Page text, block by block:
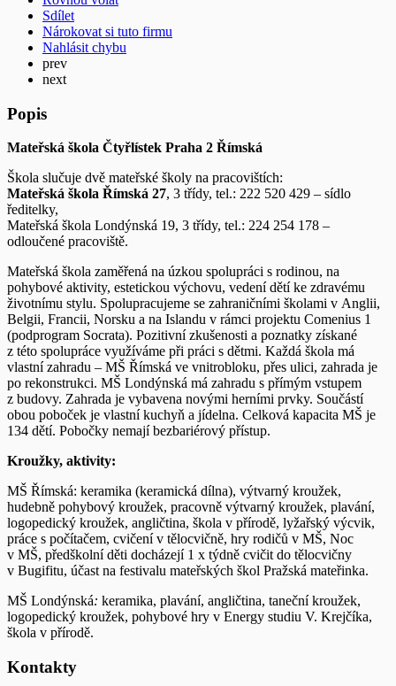
Sdílet
Nárokovat si tuto firmu
Nahlásit chybu
prev
next
Popis
Mateřská škola Čtyřlístek Praha 2 Římská
Škola slučuje dvě mateřské školy na pracovištích:
Mateřská škola Římská 27, 3 třídy, tel.: 222 520 429 – sídlo
ředitelky,
Mateřská škola Londýnská 19, 3 třídy, tel.: 224 254 178 –
odloučené pracoviště.
Mateřská škola zaměřená na úzkou spolupráci s rodinou, na
pohybové aktivity, estetickou výchovu, vedení dětí ke zdravému
životnímu stylu. Spolupracujeme se zahraničními školami v Anglii,
Belgii, Francii, Norsku a na Islandu v rámci projektu Comenius 1
(podprogram Socrata). Pozitivní zkušenosti a poznatky získané
z této spolupráce využíváme při práci s dětmi. Každá škola má
vlastní zahradu – MŠ Římská ve vnitrobloku, přes ulici, zahrada je
po rekonstrukci. MŠ Londýnská má zahradu s přímým vstupem
z budovy. Zahrada je vybavena novými herními prvky. Součástí
obou poboček je vlastní kuchyň a jídelna. Celková kapacita MŠ je
134 dětí. Pobočky nemají bezbariérový přístup.
Kroužky, aktivity:
MŠ Římská: keramika (keramická dílna), výtvarný kroužek,
hudebně pohybový kroužek, pracovně výtvarný kroužek, plavání,
logopedický kroužek, angličtina, škola v přírodě, lyžařský výcvik,
práce s počítačem, cvičení v tělocvičně, hry rodičů v MŠ, Noc
v MŠ, předškolní děti docházejí 1 x týdně cvičit do tělocvičny
v Bugifitu, účast na festivalu mateřských škol Pražská mateřinka.
MŠ Londýnská: keramika, plavání, angličtina, taneční kroužek,
logopedický kroužek, pohybové hry v Energy studiu V. Krejčíka,
škola v přírodě.
Kontakty